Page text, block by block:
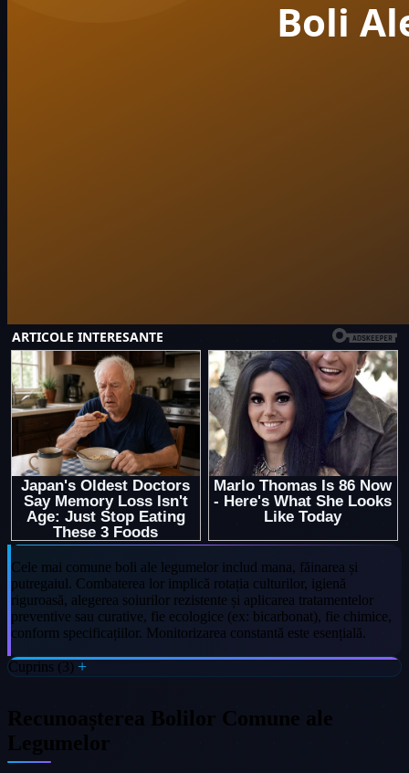
Cele mai comune boli ale legumelor includ mana, făinarea și
putregaiul. Combaterea lor implică rotația culturilor, igienă
riguroasă, alegerea soiurilor rezistente și aplicarea tratamentelor
preventive sau curative, fie ecologice (ex: bicarbonat), fie chimice,
conform specificațiilor. Monitorizarea constantă este esențială.
Cuprins (3)
Recunoașterea Bolilor Comune ale
Legumelor